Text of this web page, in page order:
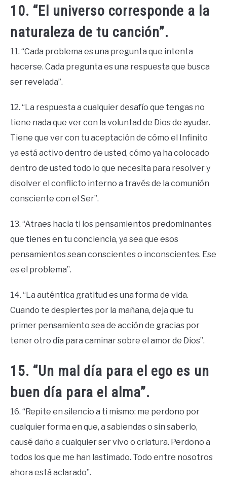
10. “El universo corresponde a la
naturaleza de tu canción”.
11. “Cada problema es una pregunta que intenta
hacerse. Cada pregunta es una respuesta que busca
ser revelada”.
12. “La respuesta a cualquier desafío que tengas no
tiene nada que ver con la voluntad de Dios de ayudar.
Tiene que ver con tu aceptación de cómo el Infinito
ya está activo dentro de usted, cómo ya ha colocado
dentro de usted todo lo que necesita para resolver y
disolver el conflicto interno a través de la comunión
consciente con el Ser”.
13. “Atraes hacia ti los pensamientos predominantes
que tienes en tu conciencia, ya sea que esos
pensamientos sean conscientes o inconscientes. Ese
es el problema”.
14. “La auténtica gratitud es una forma de vida.
Cuando te despiertes por la mañana, deja que tu
primer pensamiento sea de acción de gracias por
tener otro día para caminar sobre el amor de Dios”.
15. “Un mal día para el ego es un
buen día para el alma”.
16. “Repite en silencio a ti mismo: me perdono por
cualquier forma en que, a sabiendas o sin saberlo,
causé daño a cualquier ser vivo o criatura. Perdono a
todos los que me han lastimado. Todo entre nosotros
ahora está aclarado”.